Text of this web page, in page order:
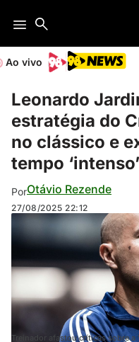
Ao vivo
Leonardo
estratégia do
no clássico e
tempo ‘intenso’
PorOtávio Rezende
27/08/2025 22:12
Treinador afastou críticas sobre